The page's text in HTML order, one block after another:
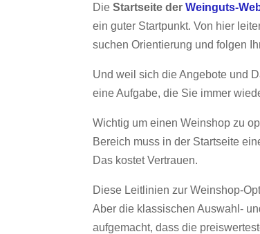
DieStartseite derWeinguts-
ein guter Startpunkt. Von hier
suchen Orientierung und folgen
Und weil sich die Angebote und
eine Aufgabe, die Sie immer
Wichtig um einen Weinshop zu
Bereich muss in der Startseite
Das kostet Vertrauen.
Diese Leitlinien zur Weinshop-
Aber die klassischen Auswahl-
aufgemacht, dass die